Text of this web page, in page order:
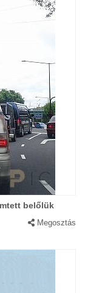
belőlük
Megosztás